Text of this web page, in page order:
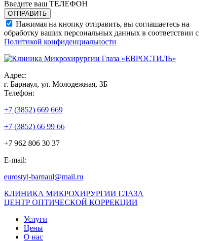
Введите ваш ТЕЛЕФОН
Нажимая на кнопку отправить, вы соглашаетесь на
обработку ваших персональных данных в соответствии с
Политикой конфиденциальности
Адрес:
г. Барнаул, ул. Молодежная, 3Б
Телефон:
+7 (3852) 669 669
+7 (3852) 66 99 66
+7 962 806 30 37
E-mail:
eurostyl-barnaul@mail.ru
КЛИНИКА МИКРОХИРУРГИИ ГЛАЗА
ЦЕНТР ОПТИЧЕСКОЙ КОРРЕКЦИИ
Услуги
Цены
О нас